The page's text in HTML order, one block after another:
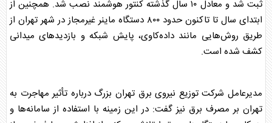
ثبت شد و معادل ۱۰ سال گذشته کنتور هوشمند نصب شد. همچنین از
ابتدای سال تا تاکنون حدود ۸۰۰ دستگاه ماینر غیرمجاز در شهر تهران از
طریق روش‌هایی مانند داده‌کاوی، پایش شبکه و بازدیدهای میدانی
کشف شده است.
مدیرعامل شرکت توزیع نیروی برق تهران بزرگ درباره تأثیر مهاجرت به
تهران بر مصرف برق نیز گفت: در این زمینه با استفاده از سامانه‌ها و